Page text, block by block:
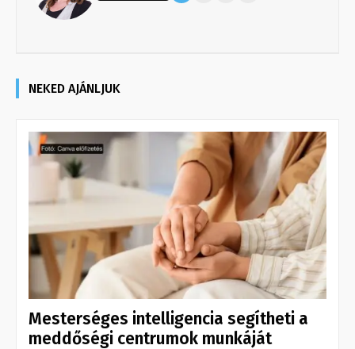
NEKED AJÁNLJUK
Mesterséges intelligencia segítheti a
meddőségi centrumok munkáját